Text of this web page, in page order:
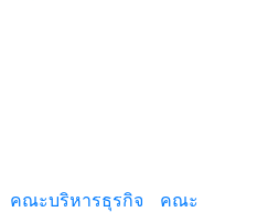
คณะบริหารธุรกิจ
คณะ